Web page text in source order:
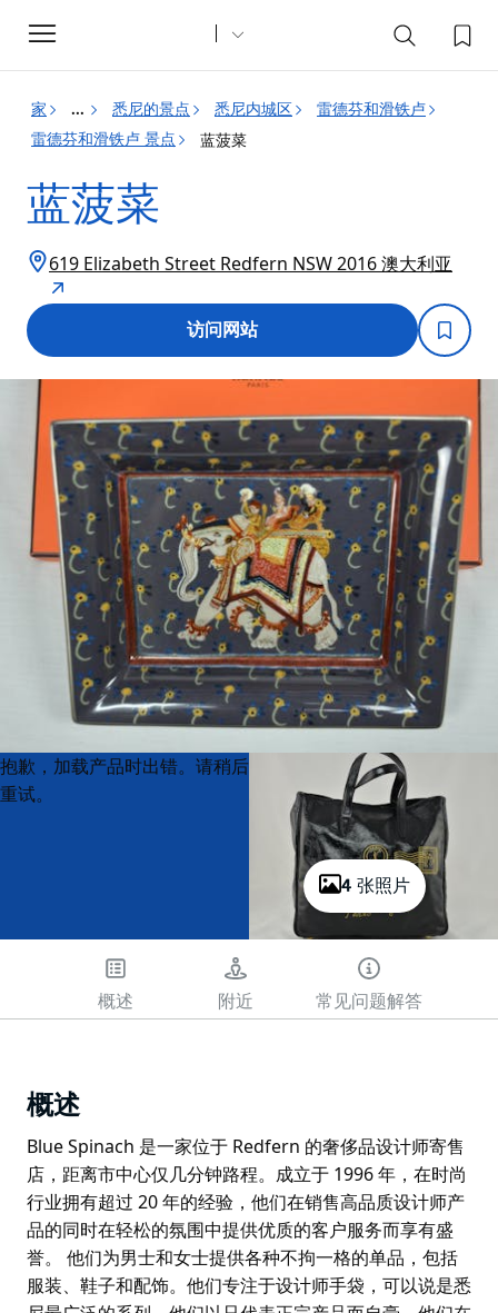
Toggle
navigation
家 ... 悉尼的景点 悉尼内城区
雷德芬和滑铁卢
雷德芬和滑铁卢 景点
蓝菠菜
蓝菠菜
619 Elizabeth Street Redfern NSW 2016 澳大利亚
访问网站
4 张照片
Product
List
Product
List
抱歉，加载产品时出错。请稍后
重试。
概述 附近 常见问题解答
概述
Blue Spinach 是一家位于 Redfern 的奢侈品设计师寄售
店，距离市中心仅几分钟路程。成立于 1996 年，在时尚
行业拥有超过 20 年的经验，他们在销售高品质设计师产
品的同时在轻松的氛围中提供优质的客户服务而享有盛
誉。 他们为男士和女士提供各种不拘一格的单品，包括
服装、鞋子和配饰。他们专注于设计师手袋，可以说是悉